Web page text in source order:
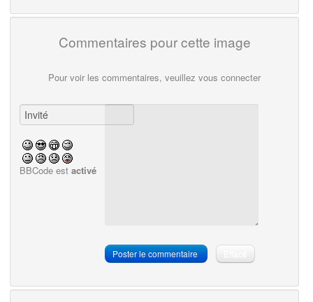
Commentaires pour cette image
Pour voir les commentaires, veuillez vous connecter
BBCode est activé